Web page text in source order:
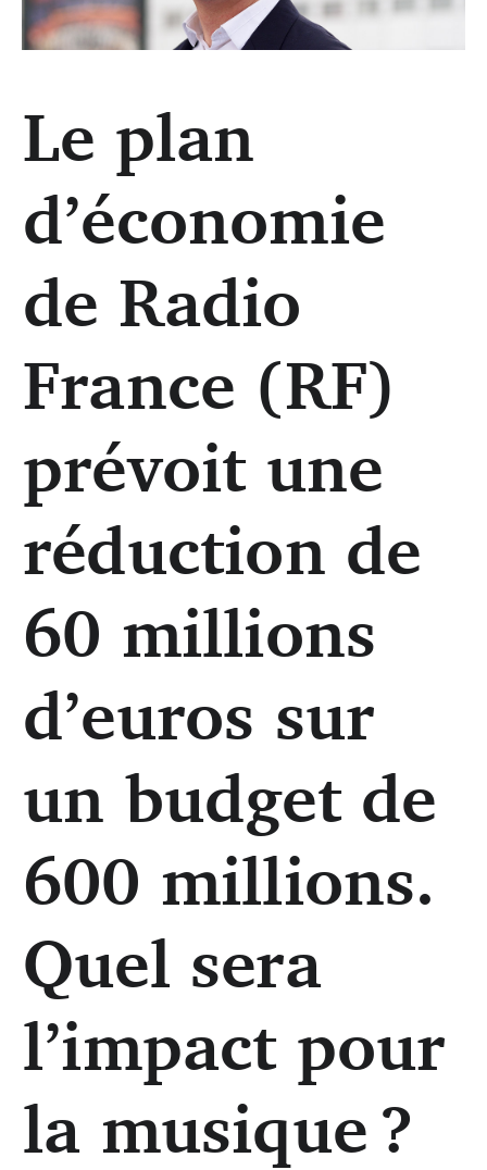
«Nous allons être amenés à questionner le nombre de
musiciens par formation.» ( Radio France/Christophe
Abramowitz)
Le plan
d’économie
de Radio
France (RF)
prévoit une
réduction de
60 millions
d’euros sur
un budget de
600 millions.
Quel sera
l’impact pour
la musique ?